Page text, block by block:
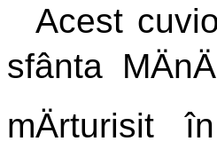
Acest
sfânta